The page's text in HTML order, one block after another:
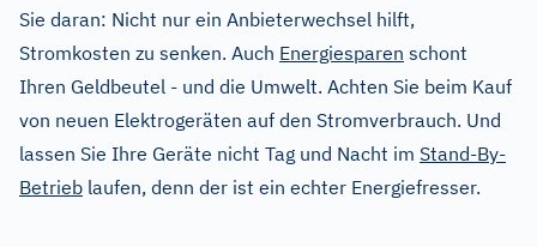
Sie daran: Nicht nur ein Anbieterwechsel hilft,
Stromkosten zu senken. Auch Energiesparen schont
Ihren Geldbeutel - und die Umwelt. Achten Sie beim Kauf
von neuen Elektrogeräten auf den Stromverbrauch. Und
lassen Sie Ihre Geräte nicht Tag und Nacht im Stand-By-
Betrieb laufen, denn der ist ein echter Energiefresser.